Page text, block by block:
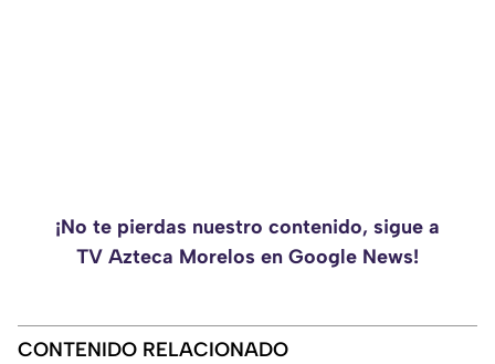
¡No te pierdas nuestro contenido, sigue a
TV Azteca Morelos en Google News!
CONTENIDO RELACIONADO